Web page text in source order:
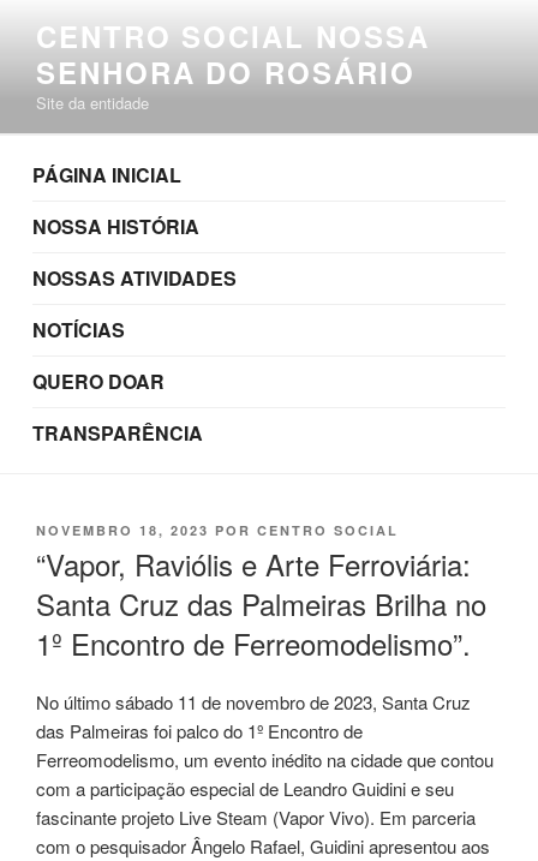
conteúdo
CENTRO SOCIAL NOSSA
SENHORA DO ROSÁRIO
Site da entidade
PÁGINA INICIAL
NOSSA HISTÓRIA
NOSSAS ATIVIDADES
NOTÍCIAS
QUERO DOAR
TRANSPARÊNCIA
PUBLICADO
NOVEMBRO 18, 2023 POR CENTRO SOCIAL
“Vapor, Raviólis e Arte Ferroviária:
Santa Cruz das Palmeiras Brilha no
1º Encontro de Ferreomodelismo”.
No último sábado 11 de novembro de 2023, Santa Cruz
das Palmeiras foi palco do 1º Encontro de
Ferreomodelismo, um evento inédito na cidade que contou
com a participação especial de Leandro Guidini e seu
fascinante projeto Live Steam (Vapor Vivo). Em parceria
com o pesquisador Ângelo Rafael, Guidini apresentou aos